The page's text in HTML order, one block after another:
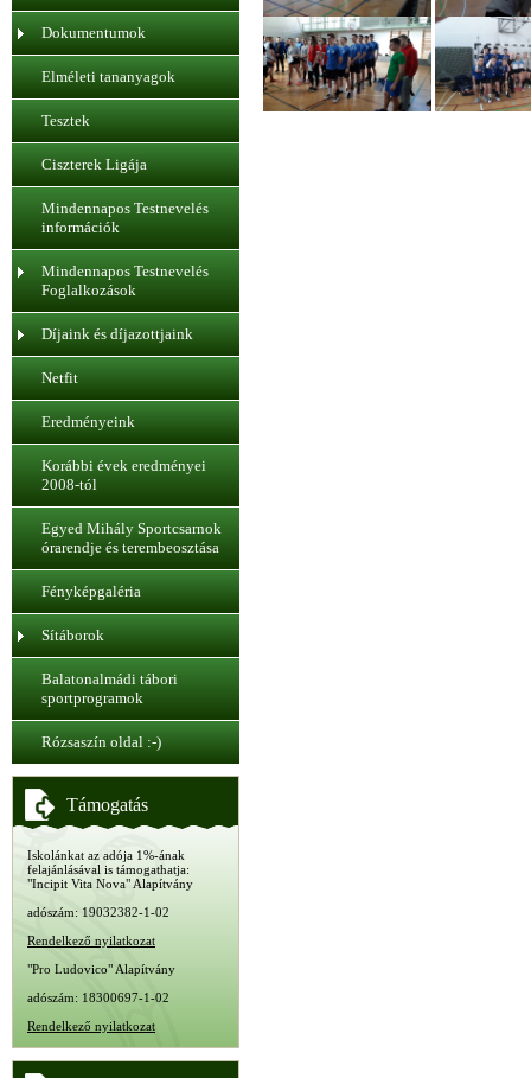
Dokumentumok
Elméleti tananyagok
Tesztek
Ciszterek Ligája
Mindennapos Testnevelés
információk
Mindennapos Testnevelés
Foglalkozások
Díjaink és díjazottjaink
Netfit
Eredményeink
Korábbi évek eredményei
2008-tól
Egyed Mihály Sportcsarnok
órarendje és terembeosztása
Fényképgaléria
Sítáborok
Balatonalmádi tábori
sportprogramok
Rózsaszín oldal :-)
Támogatás
Iskolánkat az adója 1%-ának
felajánlásával is támogathatja:
"Incipit Vita Nova" Alapítvány
adószám: 19032382-1-02
Rendelkező nyilatkozat
"Pro Ludovico" Alapítvány
adószám: 18300697-1-02
Rendelkező nyilatkozat